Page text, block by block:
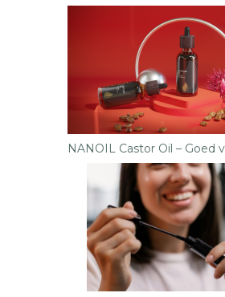
NANOIL Castor Oil – Goed